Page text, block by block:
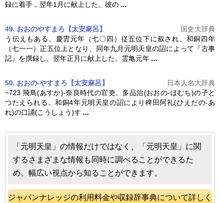
録に着手，翌年1月に献上した。彼の ...
49. おおのやすまろ【太安麻呂】
国史大辞典
う伝えもある。慶雲元年（七〇四）従五位下に叙され、和銅四年
（七一一）正五位上となり、同年九月 元明天皇の詔によって『古事
記』を撰録し、翌年正月に献上した。霊亀元年 ...
50. おおの-やすまろ【太安麻呂】
日本人名大辞典
−723 飛鳥(あすか)-奈良時代の官吏。多品治(おおの-ほむち)の子と
つたえられる。和銅4年元明天皇の詔により稗田阿礼(ひえだの-あ
れ)の口誦(こうしょう)す ...
「元明天皇」の情報だけではなく、「元明天皇」に関
するさまざまな情報も同時に調べることができるた
め、幅広い視点から知ることができます。
ジャパンナレッジの利用料金や収録辞事典について詳しく